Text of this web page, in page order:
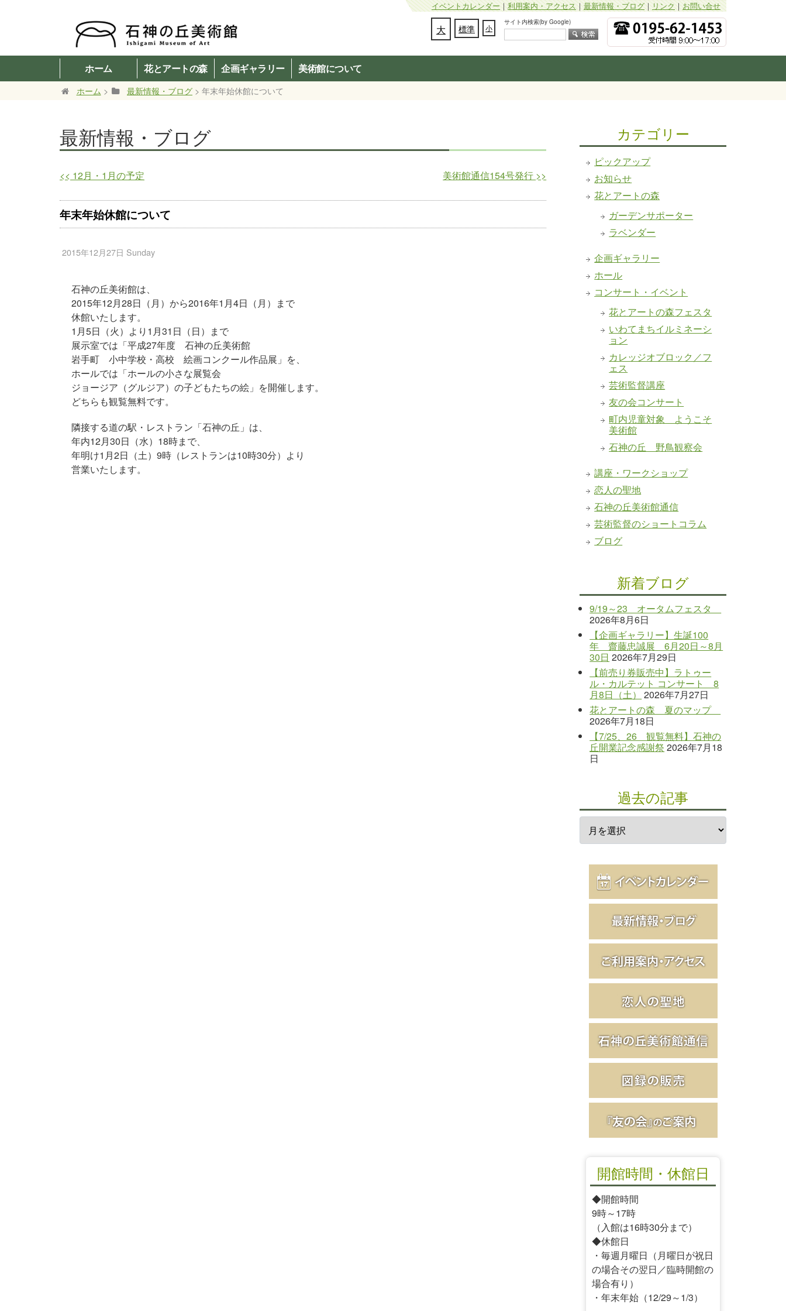
イベントカレンダー｜利用案内・アクセス｜最新情報・ブログ｜リンク｜お問い合せ
サイト内検索(by Google)
大 標準 小
ホーム 花とアートの森 企画ギャラリー 美術館について
ホーム > 最新情報・ブログ > 年末年始休館について
最新情報・ブログ
<< 12月・1月の予定 美術館通信154号発行 >>
年末年始休館について
2015年12月27日 Sunday
石神の丘美術館は、
2015年12月28日（月）から2016年1月4日（月）まで
休館いたします。
1月5日（火）より1月31日（日）まで
展示室では「平成27年度 石神の丘美術館
岩手町 小中学校・高校 絵画コンクール作品展」を、
ホールでは「ホールの小さな展覧会
ジョージア（グルジア）の子どもたちの絵」を開催します。
どちらも観覧無料です。
隣接する道の駅・レストラン「石神の丘」は、
年内12月30日（水）18時まで、
年明け1月2日（土）9時（レストランは10時30分）より
営業いたします。
カテゴリー
ピックアップ
お知らせ
花とアートの森
ガーデンサポーター
ラベンダー
企画ギャラリー
ホール
コンサート・イベント
花とアートの森フェスタ
いわてまちイルミネーシ
ョン
カレッジオブロック／フ
ェス
芸術監督講座
友の会コンサート
町内児童対象 ようこそ
美術館
石神の丘 野鳥観察会
講座・ワークショップ
恋人の聖地
石神の丘美術館通信
芸術監督のショートコラム
ブログ
新着ブログ
9/19～23 オータムフェスタ
2026年8月6日
【企画ギャラリー】生誕100
年 齋藤忠誠展 6月20日～8月
30日 2026年7月29日
【前売り券販売中】ラトゥー
ル・カルテット コンサート 8
月8日（土）
2026年7月27日
花とアートの森 夏のマップ
2026年7月18日
【7/25、26 観覧無料】石神の
丘開業記念感謝祭 2026年7月18
日
過去の記事
開館時間・休館日
◆開館時間
9時～17時
（入館は16時30分まで）
◆休館日
・毎週月曜日（月曜日が祝日
の場合その翌日／臨時開館の
場合有り）
・年末年始（12/29～1/3）